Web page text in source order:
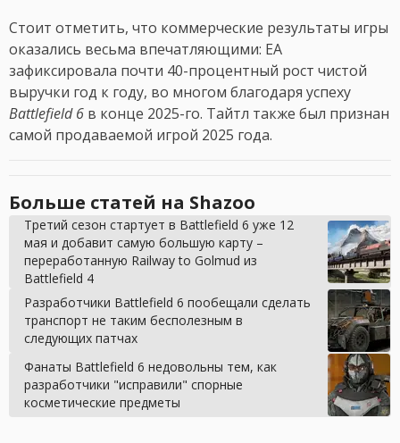
Стоит отметить, что коммерческие результаты игры
оказались весьма впечатляющими: EA
зафиксировала почти 40-процентный рост чистой
выручки год к году, во многом благодаря успеху
Battlefield 6 в конце 2025-го. Тайтл также был признан
самой продаваемой игрой 2025 года.
Больше статей на Shazoo
Третий сезон стартует в Battlefield 6 уже 12
мая и добавит самую большую карту –
переработанную Railway to Golmud из
Battlefield 4
Разработчики Battlefield 6 пообещали сделать
транспорт не таким бесполезным в
следующих патчах
Фанаты Battlefield 6 недовольны тем, как
разработчики "исправили" спорные
косметические предметы